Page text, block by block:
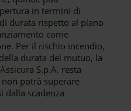
in termini di
durata rispetto al piano
come
Per il rischio incendio,
durata del mutuo, la
S.p.A. resta
potrà superare
dalla scadenza